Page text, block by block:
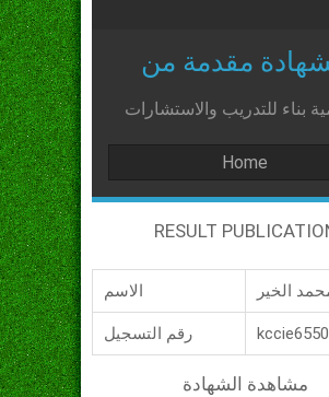
مقدمة من
بناء للتدريب والاستشارات
Home
RESULT
الاسم
رقم التسجيل kccie6550
مشاهدة الشهادة